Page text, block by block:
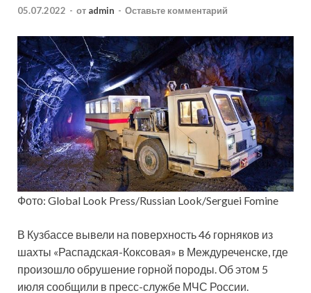
05.07.2022 - от admin - Оставьте комментарий
Фото: Global Look Press/Russian Look/Serguei Fomine
В Кузбассе вывели на поверхность 46 горняков из
шахты «Распадская-Коксовая» в Междуреченске, где
произошло обрушение горной породы. Об этом 5
июля сообщили в пресс-службе МЧС России.